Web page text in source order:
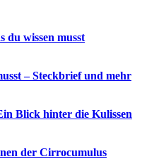
du wissen musst
– Steckbrief und mehr
Blick hinter die Kulissen
der Cirrocumulus